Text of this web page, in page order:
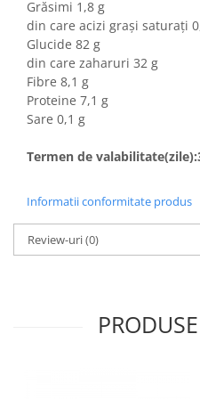
Snack-uri sărate
Covrigi cu ulei de masline
Covrigi de Buzau
Grisine
Crochete
Arpacas si pesmet
Malai
Produse congelate
Pizza congelata
Grăsimi 1,8 g
din care acizi grași saturați
Glucide 82 g
din care zaharuri 32 g
Fibre 8,1 g
Proteine 7,1 g
Sare 0,1 g
Termen de
Informatii conformitate produs
Review-uri(0)